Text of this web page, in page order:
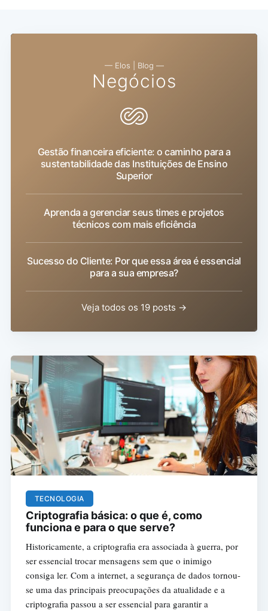
— Elos | Blog —
Negócios
Gestão financeira eficiente: o caminho para a
sustentabilidade das Instituições de Ensino
Superior
Aprenda a gerenciar seus times e projetos
técnicos com mais eficiência
Sucesso do Cliente: Por que essa área é essencial
para a sua empresa?
Veja todos os 19 posts →
TECNOLOGIA
Criptografia básica: o que é, como
funciona e para o que serve?
Historicamente, a criptografia era associada à guerra, por
ser essencial trocar mensagens sem que o inimigo
consiga ler. Com a internet, a segurança de dados tornou-
se uma das principais preocupações da atualidade e a
criptografia passou a ser essencial para garantir a